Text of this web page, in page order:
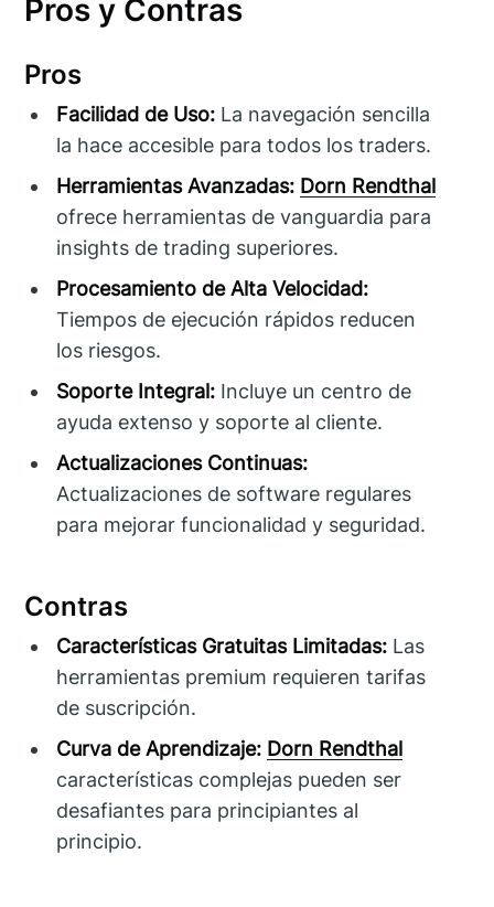
Pros y Contras
Pros
Facilidad de Uso: La navegación sencilla
la hace accesible para todos los traders.
Herramientas Avanzadas: Dorn Rendthal
ofrece herramientas de vanguardia para
insights de trading superiores.
Procesamiento de Alta Velocidad:
Tiempos de ejecución rápidos reducen
los riesgos.
Soporte Integral: Incluye un centro de
ayuda extenso y soporte al cliente.
Actualizaciones Continuas:
Actualizaciones de software regulares
para mejorar funcionalidad y seguridad.
Contras
Características Gratuitas Limitadas: Las
herramientas premium requieren tarifas
de suscripción.
Curva de Aprendizaje: Dorn Rendthal
características complejas pueden ser
desafiantes para principiantes al
principio.